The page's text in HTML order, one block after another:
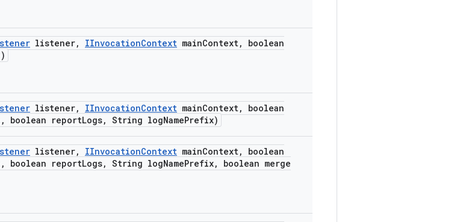
listener, IInvocationContext mainContext,
boolean
listener, IInvocationContext mainContext,
boolean
, boolean reportLogs, String logNamePrefix)
listener, IInvocationContext mainContext,
boolean
, boolean reportLogs, String logNamePrefix,
boolean merge